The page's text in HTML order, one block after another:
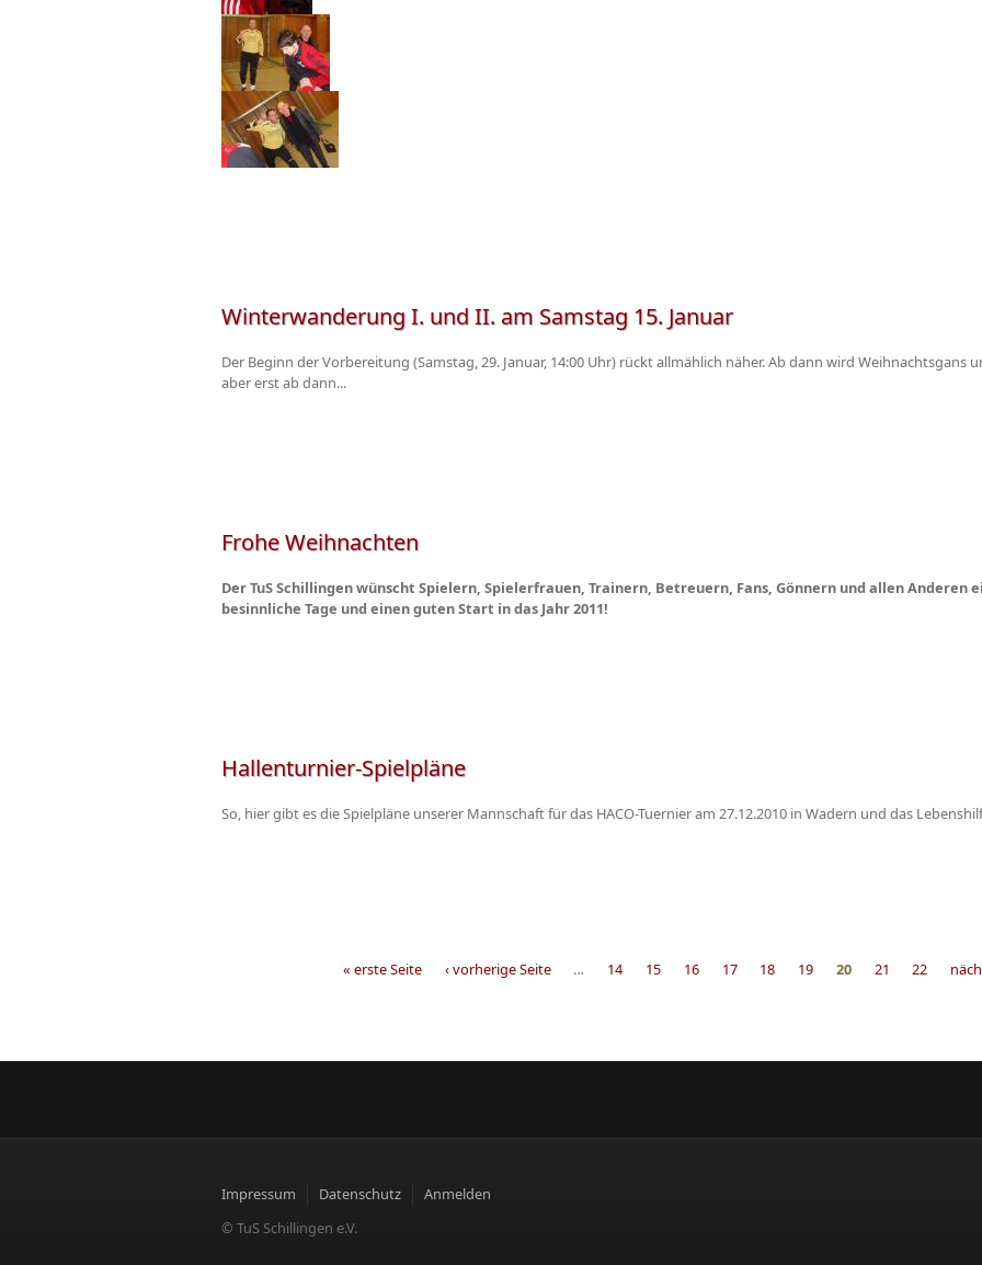
Winterwanderung I. und II. am Samstag 15. Januar
Der Beginn der Vorbereitung (Samstag, 29. Januar, 14:00 Uhr) rückt allmählich näher. Ab dann wird Weihnachtsgans
aber erst ab dann...
Frohe Weihnachten
Der TuS Schillingen wünscht Spielern, Spielerfrauen, Trainern, Betreuern, Fans, Gönnern und allen Anderen
besinnliche Tage und einen guten Start in das Jahr 2011!
Hallenturnier-Spielpläne
So, hier gibt es die Spielpläne unserer Mannschaft für das HACO-Tuernier am 27.12.2010 in Wadern und das
« erste Seite ‹ vorherige Seite … 14 15 16 17 18 19 20 21 22
Impressum Datenschutz
Anmelden
© TuS Schillingen e.V.